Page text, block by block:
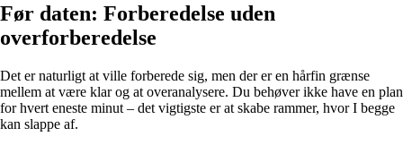
Før daten: Forberedelse uden
overforberedelse
Det er naturligt at ville forberede sig, men der er en hårfin grænse
mellem at være klar og at overanalysere. Du behøver ikke have en plan
for hvert eneste minut – det vigtigste er at skabe rammer, hvor I begge
kan slappe af.